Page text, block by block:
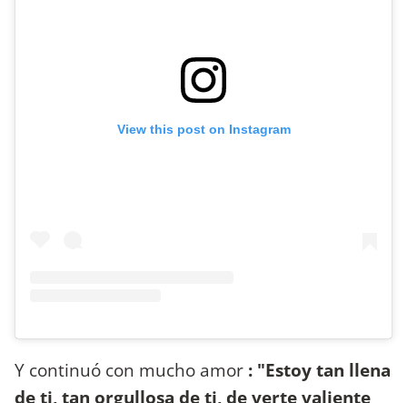
View this post on Instagram
Y continuó con mucho amor : "Estoy tan llena
de ti, tan orgullosa de ti, de verte valiente